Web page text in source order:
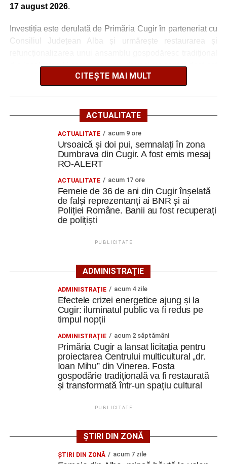
17 august 2026.
Investiția este derulată de Primăria Cugir în parteneriat cu
Consiliul Județean Alba și urmărește restaurarea și
din localitatea Vinerea, care va deveni un centru destinat
activităților culturale, educaționale și expoziționale.
readusă la viață
Ansamblul este situat pe strada Principală nr. 172 din
Vinerea, pe un teren de aproximativ 1.975 de metri pătrați,
aflat în proprietatea administrației locale.
Complexul este alcătuit din patru corpuri de clădire – fosta
magazie de fierărie, casa memorială, șura și șoprul-atelier
– care păstrează caracteristicile unei gospodării
precum pavajul din piatră de râu și o fântână.
Clădirile au nevoie de lucrări
ample de consolidare
Potrivit documentației de licitație, expertizele tehnice au
identificat degradări importante ale construcțiilor. Printre
acestea se numără infiltrații de apă, umiditate, degradarea
elementelor din lemn și a acoperișurilor, dar și prăbușirea
parțială a șurii.
De asemenea, instalațiile existente sunt depășite din
punct de vedere tehnic, fiind necesară refacerea
instalațiilor electrice, sanitare și termice, precum și
Specialiștii apreciază însă că ansamblul poate fi restaurat
și pus în valoare, cu respectarea soluțiilor tehnice ce vor fi
CITEȘTE MAI MULT
ACTUALITATE
ACTUALITATE acum 9 ore
Ursoaică și doi pui, semnalați în zona
Dumbrava din Cugir. A fost emis mesaj
RO-ALERT
ACTUALITATE acum 17 ore
Femeie de 36 de ani din Cugir înșelată
de falși reprezentanți ai BNR și ai
Poliției Române. Banii au fost recuperați
de polițiști
PUBLICITATE
ADMINISTRAȚIE
ADMINISTRAŢIE acum 4 zile
Efectele crizei energetice ajung și la
Cugir: iluminatul public va fi redus pe
timpul nopții
ADMINISTRAŢIE acum 2 săptămâni
Primăria Cugir a lansat licitația pentru
proiectarea Centrului multicultural „dr.
Ioan Mihu” din Vinerea. Fosta
gospodărie tradițională va fi restaurată
și transformată într-un spațiu cultural
PUBLICITATE
ȘTIRI DIN ZONĂ
ŞTIRI DIN ZONĂ acum 7 zile